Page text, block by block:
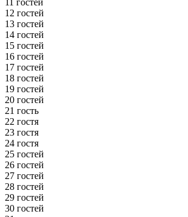
12 гостей
13 гостей
14 гостей
15 гостей
16 гостей
17 гостей
18 гостей
19 гостей
20 гостей
21 гость
22 гостя
23 гостя
24 гостя
25 гостей
26 гостей
27 гостей
28 гостей
29 гостей
30 гостей